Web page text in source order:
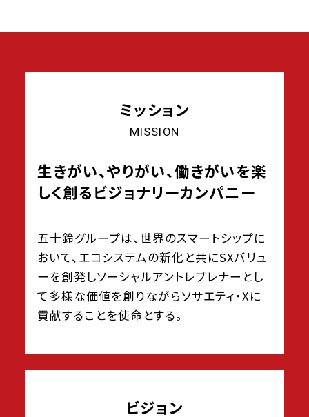
ミッション
MISSION
生きがい、やりがい、働きがいを楽
しく創るビジョナリーカンパニー
五十鈴グループは、世界のスマートシップに
おいて、エコシステムの新化と共にSXバリュ
ーを創発しソーシャルアントレプレナーとし
て多様な価値を創りながらソサエティ・Xに
貢献することを使命とする。
ビジョン